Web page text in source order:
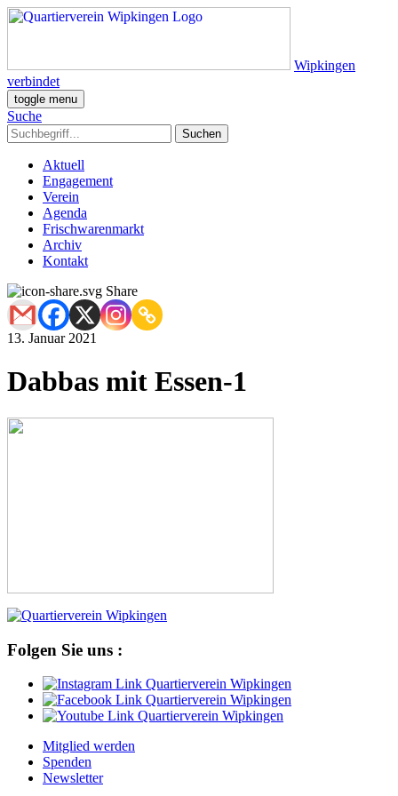
Wipkingen
verbindet
toggle menu
Suche
Aktuell
Engagement
Verein
Agenda
Frischwarenmarkt
Archiv
Kontakt
Share
13. Januar 2021
Dabbas mit Essen-1
Folgen Sie uns :
Mitglied werden
Spenden
Newsletter